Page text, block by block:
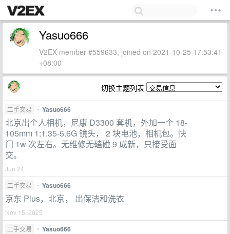
Yasuo666
V2EX member #559633, joined on 2021-10-25 17:53:41
+08:00
切换主题列表
二手交易 • Yasuo666
北京出个人相机，尼康 D3300 套机，外加一个 18-
105mm 1:1.35-5.6G 镜头， 2 块电池，相机包。快
门 1w 次左右。无维修无磕碰 9 成新，只接受面
交。
Jun 24
二手交易
• Yasuo666
京东 Plus，北京， 出保洁和洗衣
Nov 15, 2025
二手交易
• Yasuo666